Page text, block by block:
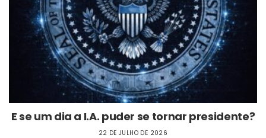
E se um dia a I.A. puder se tornar presidente?
22 DE JULHO DE 2026